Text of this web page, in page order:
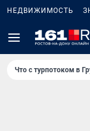
НЕДВИЖИМОСТЬ
Что с турпотоком в